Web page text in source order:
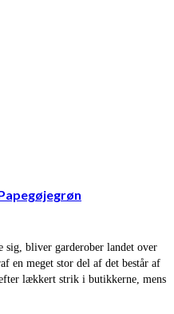
sig, bliver garderober landet over
en meget stor del af det består af
lækkert strik i butikkerne, mens